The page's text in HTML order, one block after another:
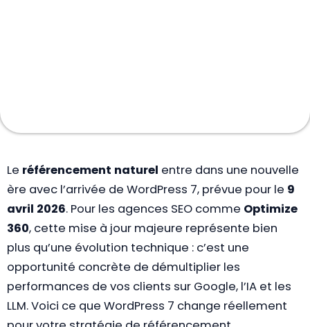
Le référencement naturel entre dans une nouvelle
ère avec l’arrivée de WordPress 7, prévue pour le 9
avril 2026. Pour les agences SEO comme Optimize
360, cette mise à jour majeure représente bien
plus qu’une évolution technique : c’est une
opportunité concrète de démultiplier les
performances de vos clients sur Google, l’IA et les
LLM. Voici ce que WordPress 7 change réellement